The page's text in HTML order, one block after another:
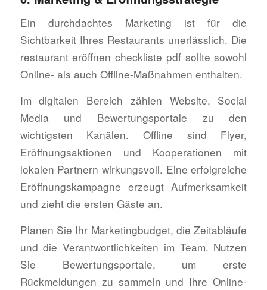
Ein durchdachtes Marketing ist für die
Sichtbarkeit Ihres Restaurants unerlässlich. Die
restaurant eröffnen checkliste pdf sollte sowohl
Online- als auch Offline-Maßnahmen enthalten.
Im digitalen Bereich zählen Website, Social
Media und Bewertungsportale zu den
wichtigsten Kanälen. Offline sind Flyer,
Eröffnungsaktionen und Kooperationen mit
lokalen Partnern wirkungsvoll. Eine erfolgreiche
Eröffnungskampagne erzeugt Aufmerksamkeit
und zieht die ersten Gäste an.
Planen Sie Ihr Marketingbudget, die Zeitabläufe
und die Verantwortlichkeiten im Team. Nutzen
Sie Bewertungsportale, um erste
Rückmeldungen zu sammeln und Ihre Online-